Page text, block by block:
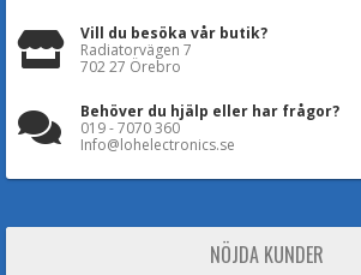
Vill du besöka vår butik?
Radiatorvägen 7
702 27 Örebro
Behöver du hjälp eller har frågor?
019 - 7070 360
Info@lohelectronics.se
NÖJDA KUNDER